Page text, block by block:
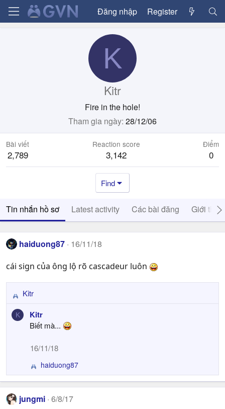
Đăng nhập Register
K
Kitr
Fire in the hole!
Tham gia ngày 28/12/06
Bài viết
2,789
Reaction score
3,142
Điểm
0
Find
Tin nhắn hồ sơ Latest activity Các bài đăng Giới thiệu
haiduong87 16/11/18
cái sign của ông lộ rõ cascadeur luôn
R
e
a
s
:
Kitr
K Kitr
Biết mà...
16/11/18
R
e
a
c
haiduong87
jungmi 6/8/17